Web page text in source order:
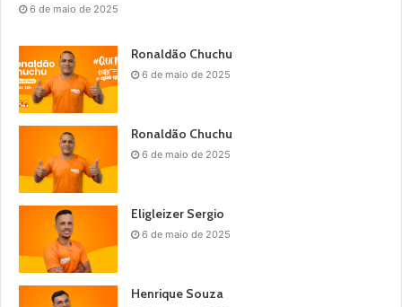
6 de maio de 2025
Ronaldão Chuchu
6 de maio de 2025
Ronaldão Chuchu
6 de maio de 2025
Eligleizer Sergio
6 de maio de 2025
Henrique Souza